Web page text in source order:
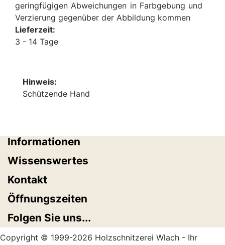
geringfügigen Abweichungen in Farbgebung und
Verzierung gegenüber der Abbildung kommen
Lieferzeit:
3 - 14 Tage
Hinweis:
Schützende Hand
Informationen
Wissenswertes
Kontakt
Öffnungszeiten
Folgen Sie uns...
Copyright © 1999-2026 Holzschnitzerei Wlach - Ihr